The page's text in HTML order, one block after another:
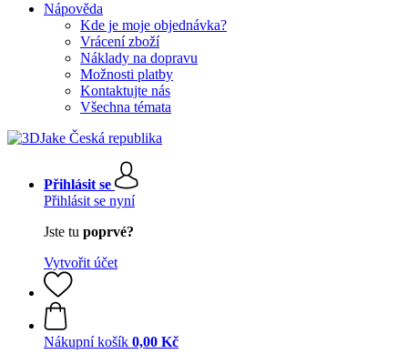
Nápověda
Kde je moje objednávka?
Vrácení zboží
Náklady na dopravu
Možnosti platby
Kontaktujte nás
Všechna témata
Přihlásit se
Přihlásit se nyní
Jste tu poprvé?
Vytvořit účet
Nákupní košík 0,00 Kč